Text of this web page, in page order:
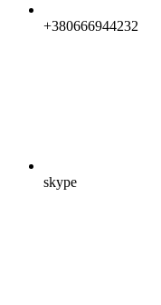
+380666944232
skype